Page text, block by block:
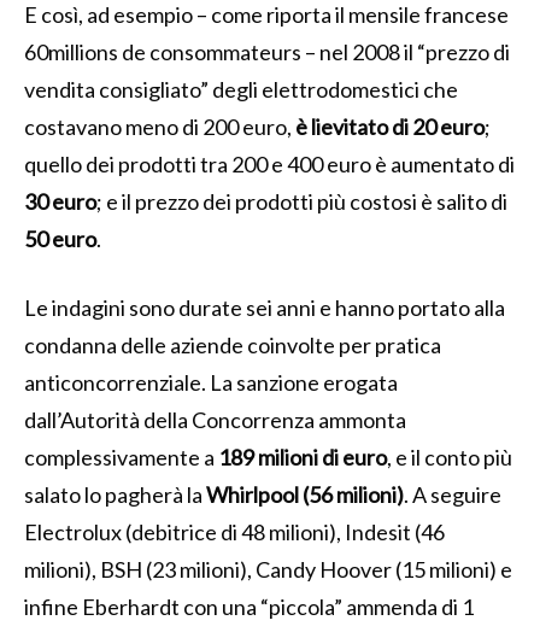
E così, ad esempio – come riporta il mensile francese
60millions de consommateurs – nel 2008 il “prezzo di
vendita consigliato” degli elettrodomestici che
costavano meno di 200 euro, è lievitato di 20 euro;
quello dei prodotti tra 200 e 400 euro è aumentato di
30 euro; e il prezzo dei prodotti più costosi è salito di
50 euro.
Le indagini sono durate sei anni e hanno portato alla
condanna delle aziende coinvolte per pratica
anticoncorrenziale. La sanzione erogata
dall’Autorità della Concorrenza ammonta
complessivamente a 189 milioni di euro, e il conto più
salato lo pagherà laWhirlpool (56 milioni). A seguire
Electrolux (debitrice di 48 milioni), Indesit (46
milioni), BSH (23 milioni), Candy Hoover (15 milioni) e
infine Eberhardt con una “piccola” ammenda di 1